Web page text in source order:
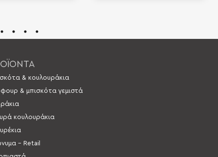
& κουλουράκια
φουρ & μπισκότα γεμιστά
κουλουράκια
– Retail